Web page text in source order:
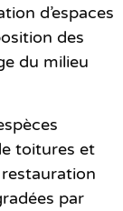
d’espaces
des
du milieu
toitures et
par